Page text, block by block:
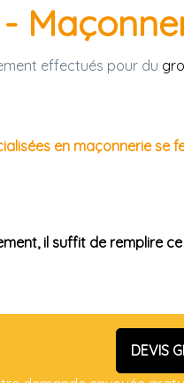
effectués pour du
en maçonnerie se
il suffit de remplire
DEVIS